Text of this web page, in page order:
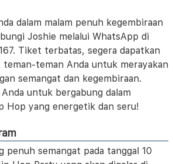
dalam malam penuh kegembiraan
Joshie melalui WhatsApp di
Tiket terbatas, segera dapatkan
teman-teman Anda untuk merayakan
semangat dan kegembiraan.
untuk bergabung dalam
Hop yang energetik dan seru!
penuh semangat pada tanggal 10